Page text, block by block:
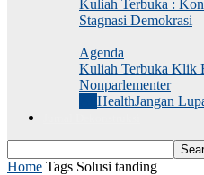
Kuliah Terbuka :
Stagnasi Demokrasi
Agenda
Kuliah Terbuka Klik
Nonparlementer
HealthJangan
Home Tags Solusi tanding